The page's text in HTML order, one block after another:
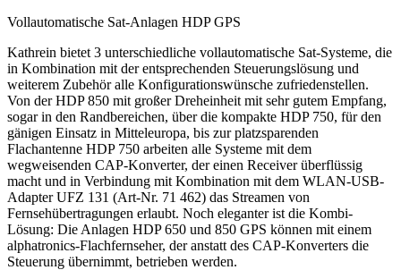
Vollautomatische Sat-Anlagen HDP GPS
Kathrein bietet 3 unterschiedliche vollautomatische Sat-Systeme, die
in Kombination mit der entsprechenden Steuerungslösung und
weiterem Zubehör alle Konfigurationswünsche zufriedenstellen.
Von der HDP 850 mit großer Dreheinheit mit sehr gutem Empfang,
sogar in den Randbereichen, über die kompakte HDP 750, für den
gänigen Einsatz in Mitteleuropa, bis zur platzsparenden
Flachantenne HDP 750 arbeiten alle Systeme mit dem
wegweisenden CAP-Konverter, der einen Receiver überflüssig
macht und in Verbindung mit Kombination mit dem WLAN-USB-
Adapter UFZ 131 (Art-Nr. 71 462) das Streamen von
Fernsehübertragungen erlaubt. Noch eleganter ist die Kombi-
Lösung: Die Anlagen HDP 650 und 850 GPS können mit einem
alphatronics-Flachfernseher, der anstatt des CAP-Konverters die
Steuerung übernimmt, betrieben werden.